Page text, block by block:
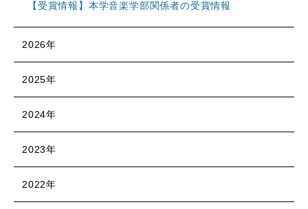
【受賞情報】本学音楽学部関係者の受賞情報
2026年
2025年
2024年
2023年
2022年